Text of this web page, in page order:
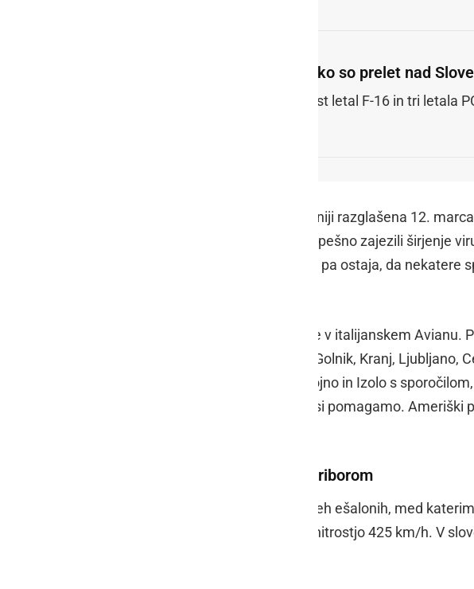
Tako so prelet nad
Šest letal F-16 in tri letala
Epidemija covid-19, ki je bila v Sloveniji razglašena 12.
vsi skupaj v dobrih dveh mesecih uspešno zajezili širjenje
preklic splošne epidemije, pri čemer pa ostaja, da nekatere
Letala bodo poletela iz vojaške baze v italijanskem Avianu.
tremi letali PC-9 preleteli Jesenice, Golnik, Kranj, Ljubljano,
Brežice, Novo mesto, Metliko, Postojno in Izolo s
soočamo le tako, da sodelujemo in si pomagamo.
Najbližje nam nad Ptujem in Mariborom
Letala bodo Slovenijo preletela v dveh ešalonih, med
približno 1200 metrov s povprečno hitrostjo 425 km/h. V